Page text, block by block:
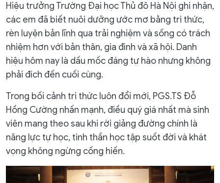
Hiệu trưởng Trường Đại học Thủ đô Hà Nội ghi nhận,
các em đã biết nuôi dưỡng ước mơ bằng tri thức,
rèn luyện bản lĩnh qua trải nghiệm và sống có trách
nhiệm hơn với bản thân, gia đình và xã hội. Danh
hiệu hôm nay là dấu mốc đáng tự hào nhưng không
phải đích đến cuối cùng.
Trong bối cảnh tri thức luôn đổi mới, PGS.TS Đỗ
Hồng Cường nhấn mạnh, điều quý giá nhất mà sinh
viên mang theo sau khi rời giảng đường chính là
năng lực tự học, tinh thần học tập suốt đời và khát
vọng không ngừng cống hiến.